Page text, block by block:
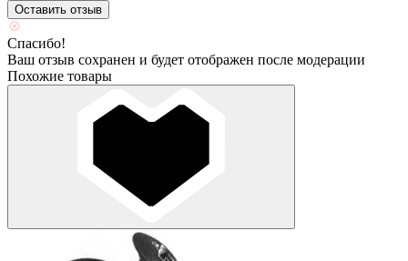
Оставить отзыв
Спасибо!
Ваш отзыв сохранен и будет отображен после модерации
Похожие товары